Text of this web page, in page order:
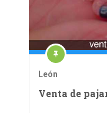
León
Venta de